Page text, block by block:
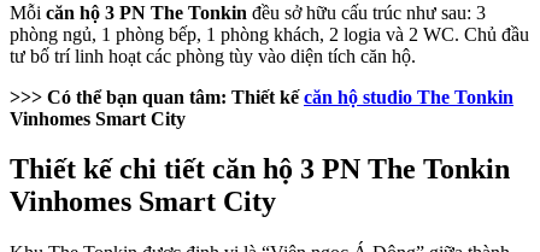
Mỗi căn hộ 3 PN The Tonkin đều sở hữu cấu trúc như sau: 3
phòng ngủ, 1 phòng bếp, 1 phòng khách, 2 logia và 2 WC. Chủ đầu
tư bố trí linh hoạt các phòng tùy vào diện tích căn hộ.
>>> Có thể bạn quan tâm: Thiết kếcăn hộ studio The Tonkin
Vinhomes Smart City
Thiết kế chi tiết căn hộ 3 PN The Tonkin
Vinhomes Smart City